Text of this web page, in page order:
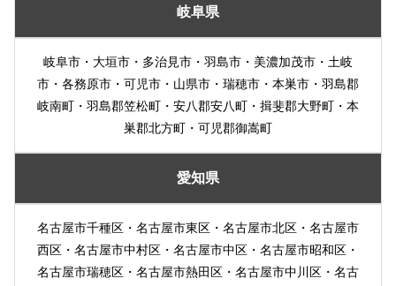
岐阜県
岐阜市・大垣市・多治見市・羽島市・美濃加茂市・土岐
市・各務原市・可児市・山県市・瑞穂市・本巣市・羽島郡
岐南町・羽島郡笠松町・安八郡安八町・揖斐郡大野町・本
巣郡北方町・可児郡御嵩町
愛知県
名古屋市千種区・名古屋市東区・名古屋市北区・名古屋市
西区・名古屋市中村区・名古屋市中区・名古屋市昭和区・
名古屋市瑞穂区・名古屋市熱田区・名古屋市中川区・名古